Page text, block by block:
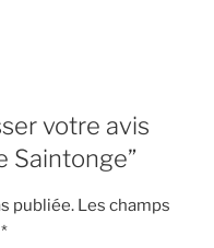
votre avis
Saintonge”
publiée. Les champs
*